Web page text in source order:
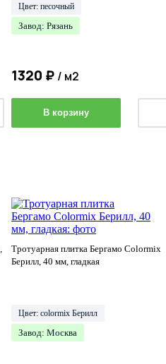
Цвет: песочный
Завод: Рязань
1320 ₽ / м2
В корзину
Тротуарная плитка Бергамо Colormix
Берилл, 40 мм, гладкая
Цвет: colormix Берилл
Завод: Москва